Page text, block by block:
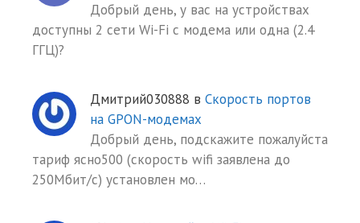
Добрый день, у вас на устройствах
доступны 2 сети Wi-Fi с модема или одна (2.4
ГГЦ)?
Дмитрий030888 в Скорость портов
на GPON-модемах
Добрый день, подскажите пожалуйста
тариф ясно500 (скорость wifi заявлена до
250Мбит/с) установлен мо…